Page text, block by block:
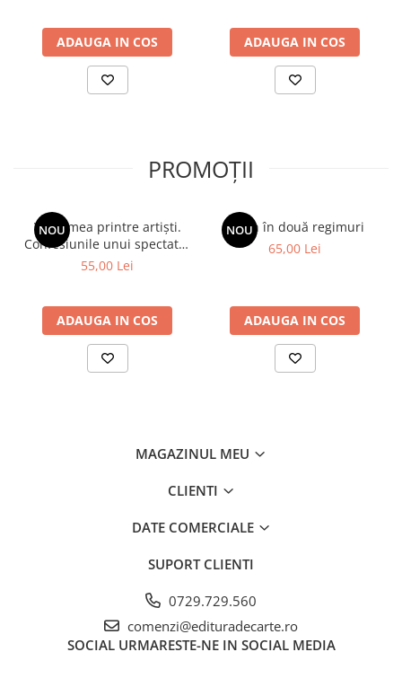
ADAUGA IN COS ADAUGA IN COS
PROMOȚII
NOU
Viața mea printre artiști.
Confesiunile unui spectator
fidel
55,00 Lei
ADAUGA IN COS
NOU
Spion în două regimuri
65,00 Lei
ADAUGA IN COS
MAGAZINUL MEU
CLIENTI
DATE COMERCIALE
SUPORT CLIENTI
0729.729.560
comenzi@edituradecarte.ro
SOCIAL URMARESTE-NE IN SOCIAL MEDIA